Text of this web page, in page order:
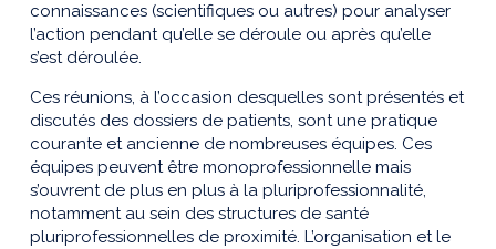
connaissances (scientifiques ou autres) pour analyser
l’action pendant qu’elle se déroule ou après qu’elle
s’est déroulée.
Ces réunions, à l’occasion desquelles sont présentés et
discutés des dossiers de patients, sont une pratique
courante et ancienne de nombreuses équipes. Ces
équipes peuvent être monoprofessionnelle mais
s’ouvrent de plus en plus à la pluriprofessionnalité,
notamment au sein des structures de santé
pluriprofessionnelles de proximité. L’organisation et le